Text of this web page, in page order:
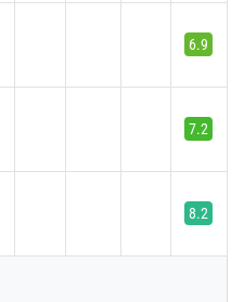
6.9
7.2
8.2